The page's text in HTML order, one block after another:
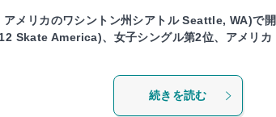
メリカのワシントン州シアトル Seattle, WA)で開
Skate America)、女子シングル第2位、アメリカ
続きを読む